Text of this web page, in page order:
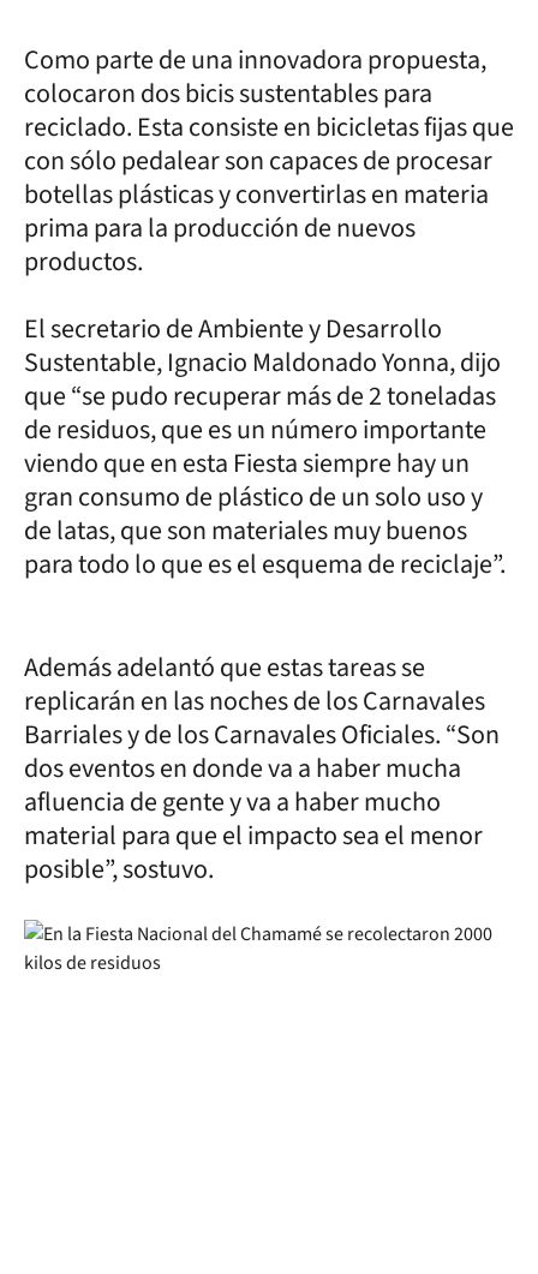
Como parte de una innovadora propuesta,
colocaron dos bicis sustentables para
reciclado. Esta consiste en bicicletas fijas que
con sólo pedalear son capaces de procesar
botellas plásticas y convertirlas en materia
prima para la producción de nuevos
productos.
El secretario de Ambiente y Desarrollo
Sustentable, Ignacio Maldonado Yonna, dijo
que “se pudo recuperar más de 2 toneladas
de residuos, que es un número importante
viendo que en esta Fiesta siempre hay un
gran consumo de plástico de un solo uso y
de latas, que son materiales muy buenos
para todo lo que es el esquema de reciclaje”.
Además adelantó que estas tareas se
replicarán en las noches de los Carnavales
Barriales y de los Carnavales Oficiales. “Son
dos eventos en donde va a haber mucha
afluencia de gente y va a haber mucho
material para que el impacto sea el menor
posible”, sostuvo.